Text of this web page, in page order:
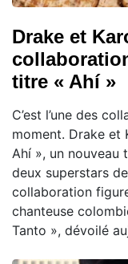
Drake et
titre « Ahí »
C’est l’une des
moment. Drake et
Ahí », un nouveau
deux superstars
collaboration
chanteuse
Tanto », dévoilé